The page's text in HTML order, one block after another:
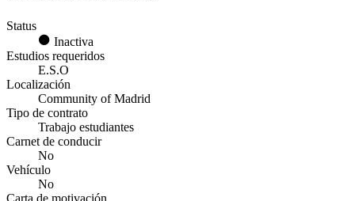
Status
Inactiva
Estudios requeridos
E.S.O
Localización
Community of Madrid
Tipo de contrato
Trabajo estudiantes
Carnet de conducir
No
Vehículo
No
Carta de motivación